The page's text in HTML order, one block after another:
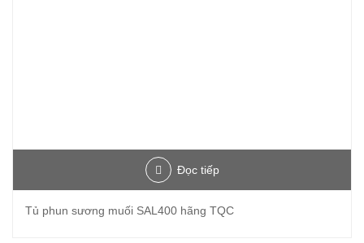
Đọc tiếp
Tủ phun sương muối SAL400 hãng TQC